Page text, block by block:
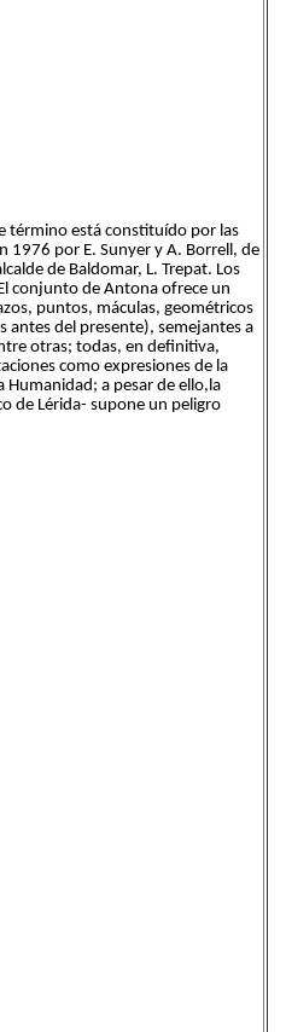
término está constituído por las
1976 por E. Sunyer y A. Borrell, de
de Baldomar, L. Trepat. Los
conjunto de Antona ofrece un
puntos, máculas, geométricos
antes del presente), semejantes a
otras; todas, en definitiva,
como expresiones de la
Humanidad; a pesar de ello,la
de Lérida- supone un peligro